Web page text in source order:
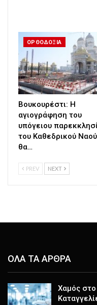
ΟΡΘΟΔΟΞΙΑ
Βουκουρέστι: Η
αγιογράφηση του
υπόγειου
του Καθεδρικού Ναού
θα…
PREV NEXT
ΟΛΑ ΤΑ ΑΡΘΡΑ
Χαμός